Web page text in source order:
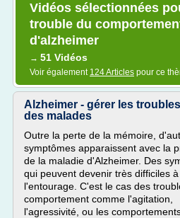
Vidéos sélectionnées
trouble du
d'alzheimer
→ 51 Vidéos
Voir également 124 Articles pour ce
Alzheimer - gérer les
des malades
Outre la perte de la mémoire,
symptômes apparaissent avec la
de la maladie d'Alzheimer. Des
qui peuvent devenir très difficiles
l'entourage. C'est le cas des
comportement comme l'agitation,
l'agressivité, ou les